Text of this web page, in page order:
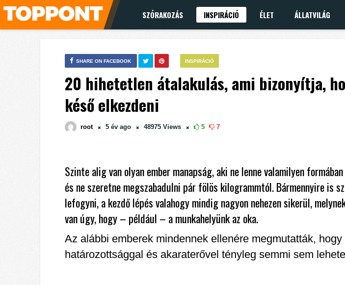
SZÓRAKOZÁS INSPIRÁCIÓ ÉLET ÁLLATVILÁG
INSPIRÁCIÓ
SHARE ON FACEBOOK
20 hihetetlen átalakulás, ami bizonyítja,
késő elkezdeni
root 5 év ago 48975 Views 5 7
Szinte alig van olyan ember manapság, aki ne lenne valamilyen
és ne szeretne megszabadulni pár fölös kilogrammtól. Bármennyire is
lefogyni, a kezdő lépés valahogy mindig nagyon nehezen sikerül,
van úgy, hogy – például – a munkahelyünk az oka.
Az alábbi emberek mindennek ellenére megmutatták, hogy
határozottsággal és akaraterővel tényleg semmi sem